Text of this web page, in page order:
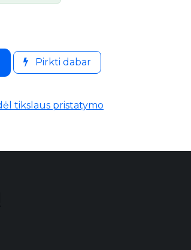
Pirkti dabar
tikslaus pristatymo